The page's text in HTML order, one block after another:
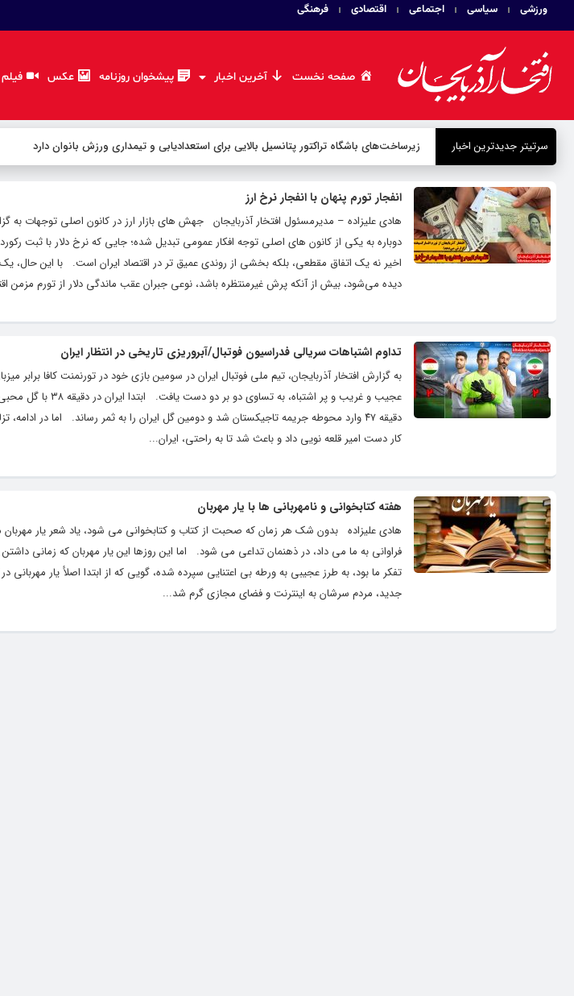
ورزشی سیاسی اجتماعی اقتصادی فرهنگی
صفحه نخست آخرین اخبار پیشخوان روزنامه عکس فیلم
سرتیتر جدیدترین اخبار زیرساخت‌های باشگاه تراکتور پتانسیل بالایی برای استعدادیابی و تیمداری ورزش بانوان دارد
انفجار تورم پنهان با انفجار نرخ ارز
هادی علیزاده – مدیرمسئول افتخار آذربایجان جهش های بازار ارز در کانون اصلی توجهات به
دوباره به یکی از کانون های اصلی توجه افکار عمومی تبدیل شده؛ جایی که نرخ دلار با ثبت
اخیر نه یک اتفاق مقطعی، بلکه بخشی از روندی عمیق تر در اقتصاد ایران است. با این حال، یک
دیده می‌شود، بیش از آنکه پرش غیرمنتظره باشد، نوعی جبران عقب ماندگی دلار از تورم مزمن
تداوم اشتباهات سریالی فدراسیون فوتبال/آبروریزی تاریخی در انتظار ایران
به گزارش افتخار آذربایجان، تیم ملی فوتبال ایران در سومین بازی خود در تورنمنت کافا برابر
عجیب و غریب و پر
دقیقه ۴۷ وارد محوطه جریمه تاجیکستان شد و دومین گل ایران را به ثمر رساند. اما در
کار دست امیر قلعه نویی داد و باعث شد تا به راحتی، ایران...
هفته کتابخوانی و نامهربانی ها با یار مهربان
هادی علیزاده بدون شک هر زمان که صحبت از کتاب و کتابخوانی می شود، یاد شعر یار
فراوانی به ما می داد، در ذهنمان تداعی می شود. اما این روزها این یار مهربان که زمانی
تفکر ما بود، به طرز عجیبی به ورطه بی اعتنایی سپرده شده، گویی که از ابتدا اصلأ یار
جدید، مردم سرشان به اینترنت و فضای مجازی گرم شد...